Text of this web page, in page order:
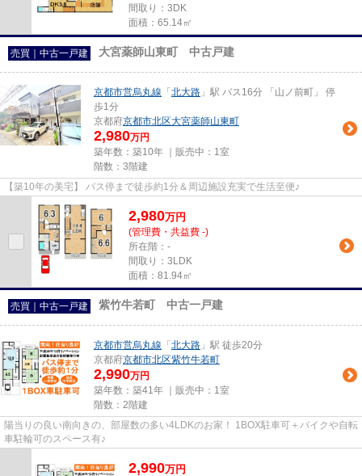
間取り：3DK
面積：65.14㎡
売買｜中古一戸建 大宮薬師山東町 中古戸建
京都市営烏丸線 「 北大路 」駅 バス16分 「山ノ前町」 停
歩1分
京都府京都市北区大宮薬師山東町
2,980万円
築年数：築10年 ｜販売中： 1室
階数：3階建
【築10年の美宅】 バス停まで徒歩約1分＆周辺施設充実で生活至便♪
2,980万円
(管理費・共益費 -)
所在階：-
間取り：3LDK
面積：81.94㎡
売買｜中古一戸建 紫竹牛若町 中古一戸建
京都市営烏丸線 「 北大路 」駅 徒歩20分
京都府京都市北区紫竹牛若町
2,990万円
築年数：築41年 ｜販売中： 1室
階数：2階建
陽当りの良い南向きの、部屋数の多い4LDKのお家！ 1BOX駐車可＋バイクや自転
車駐輪可のスペース有♪
2,990万円